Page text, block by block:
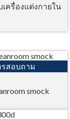
ครื่องแต่งกายใน
รสอบถาม
smock